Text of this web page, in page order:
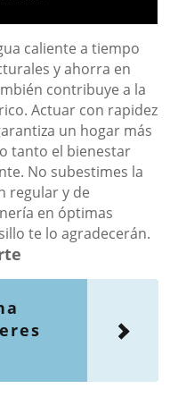
caliente a tiempo
y ahorra en
contribuye a la
Actuar con rapidez
un hogar más
tanto el bienestar
No subestimes la
regular y de
en óptimas
te lo agradecerán.